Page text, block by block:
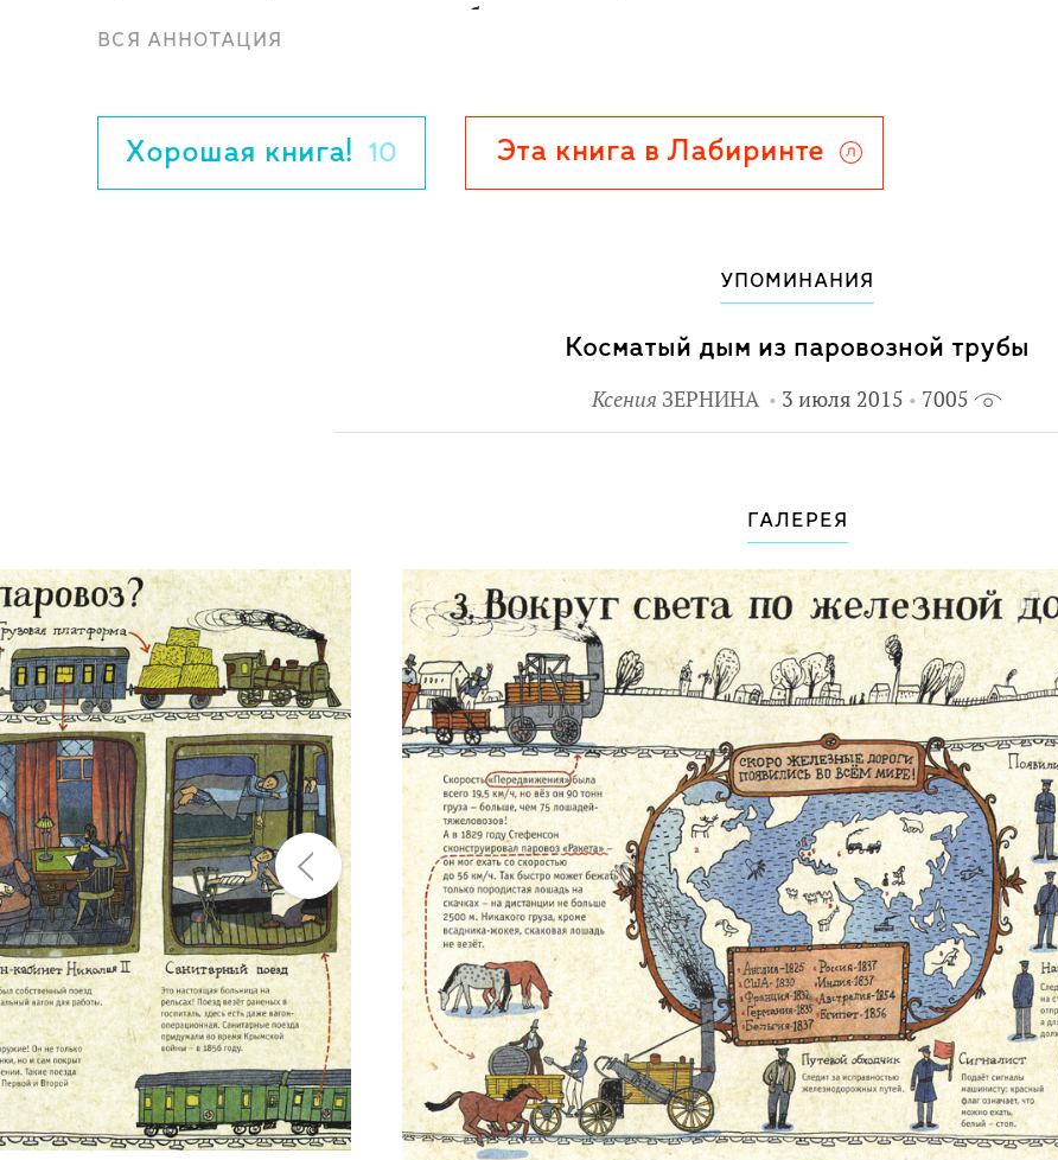
лондонского, московского и петербургского метро.
Для младшего и среднего школьного возраста.
ВСЯ АННОТАЦИЯ
Хорошая книга! 10 Эта книга в Лабиринте
УПОМИНАНИЯ
Косматый дым из паровозной трубы
Ксения ЗЕРНИНА 3 июля 2015 7005
ГАЛЕРЕЯ